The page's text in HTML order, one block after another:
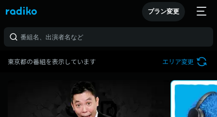
プラン変更
東京都の番組を表示しています エリア変更